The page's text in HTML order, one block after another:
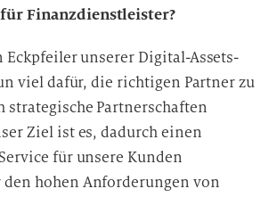
Finanzdienstleister?
Eckpfeiler unserer Digital-Assets-
viel dafür, die richtigen Partner zu
strategische Partnerschaften
Ziel ist es, dadurch einen
für unsere Kunden
hohen Anforderungen von